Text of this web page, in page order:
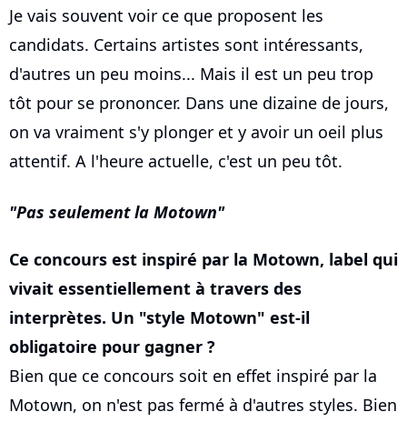
Je vais souvent voir ce que proposent les
candidats. Certains artistes sont intéressants,
d'autres un peu moins... Mais il est un peu trop
tôt pour se prononcer. Dans une dizaine de jours,
on va vraiment s'y plonger et y avoir un oeil plus
attentif. A l'heure actuelle, c'est un peu tôt.
Pas seulement la Motown
Ce concours est inspiré par la Motown, label qui
vivait essentiellement à travers des
interprètes. Un "style Motown" est-il
obligatoire pour gagner ?
Bien que ce concours soit en effet inspiré par la
Motown, on n'est pas fermé à d'autres styles. Bien